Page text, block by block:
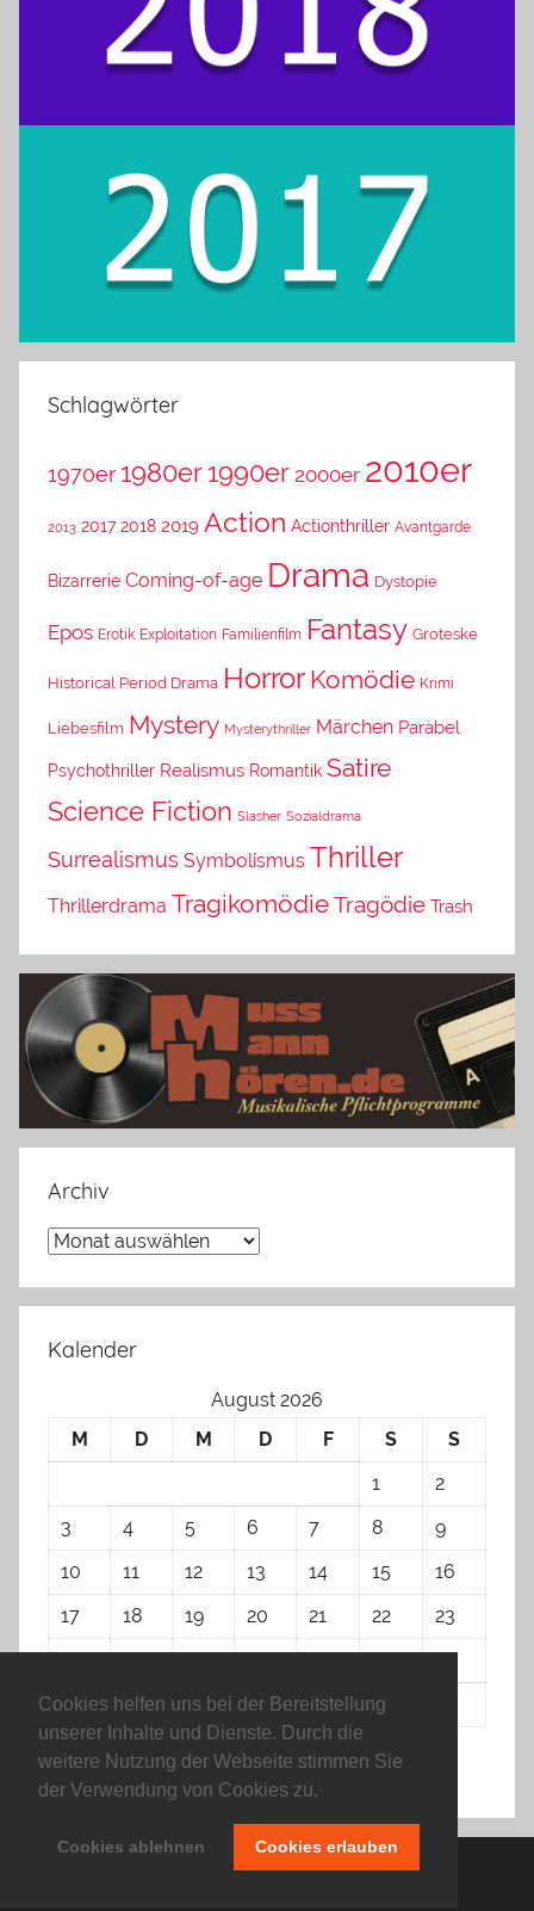
Cookies helfen uns bei der Bereitstellung
unserer Inhalte und Dienste. Durch die
weitere Nutzung der Webseite stimmen Sie
der Verwendung von Cookies zu.
Cookies ablehnen Cookies erlauben
Schlagwörter
1970er 1980er 1990er 2000er 2010er
2013 2017 2018 2019 Action Actionthriller Avantgarde
Bizarrerie Coming-of-age Drama Dystopie
Epos Erotik Exploitation Familienfilm Fantasy Groteske
Historical Period Drama Horror Komödie Krimi
Liebesfilm Mystery Mysterythriller Märchen Parabel
Psychothriller Realismus Romantik Satire
Science Fiction Slasher Sozialdrama
Surrealismus Symbolismus Thriller
Thrillerdrama TragikomödieTragödie Trash
Archiv
Archiv
Kalender
August 2026
M
D M D F S
S
1
2
3
4 5 6 7 8
9
10
11 12 13 14 15
16
17
18 19 20 21 22
23
24
25 26 27 28 29
30
31
« Apr.